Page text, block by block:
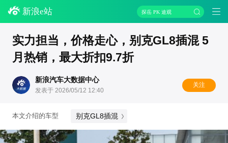
新浪e站 探岳 PK 途观
实力担当，价格走心，别克GL8插混 5
月热销，最大折扣9.7折
新浪汽车大数据中心
发表于 2026/05/12 12:40
关注
本文介绍的车型 别克GL8插混